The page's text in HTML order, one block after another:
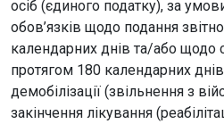
осіб (єдиного податку), за
обов’язків щодо подання
календарних днів та/або щодо
протягом 180 календарних
демобілізації (звільнення з
закінчення лікування